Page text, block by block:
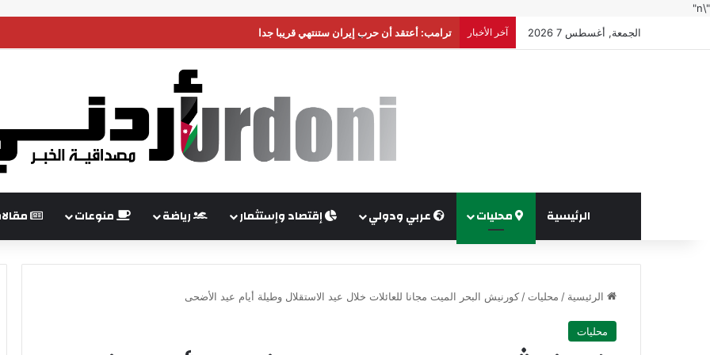
"\n"
الجمعة, أغسطس 7 2026
آخر الأخبار ترامب: أعتقد أن حرب إيران ستنتهي قريبا جدا
الرئيسية محليات عربي ودولي إقتصاد وإستثمار رياضة منوعات
الرئيسية / محليات / كورنيش البحر الميت مجانا للعائلات خلال عيد الاستقلال وطيلة أيام عيد الأضحى
محليات